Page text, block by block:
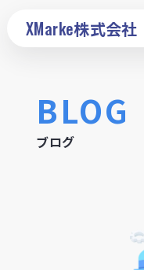
XMarke株式会社
BLOG
ブログ